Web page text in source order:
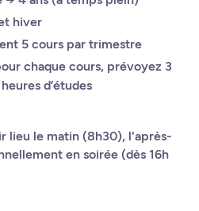
hiver
5 cours par trimestre
chaque cours, prévoyez 3
d’études
lieu le matin (8h30), l'après-
en soirée (dès 16h